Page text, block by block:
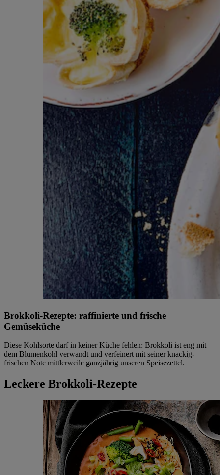
Brokkoli-Rezepte: raffinierte und frische
Gemüseküche
Diese Kohlsorte darf in keiner Küche fehlen: Brokkoli ist eng mit
dem Blumenkohl verwandt und verfeinert mit seiner knackig-
frischen Note mittlerweile ganzjährig unseren Speisezettel.
Leckere Brokkoli-Rezepte